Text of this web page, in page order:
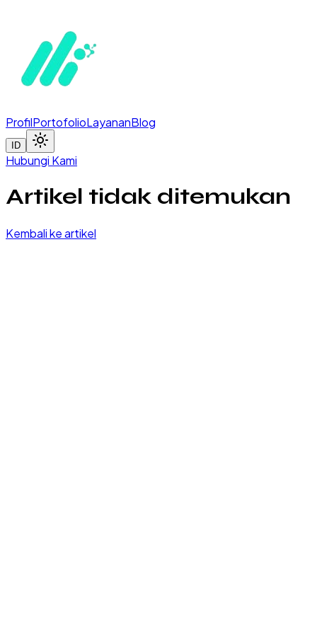
ProfilPortofolioLayananBlog
ID
Hubungi Kami
Artikel tidak ditemukan
Kembali ke artikel